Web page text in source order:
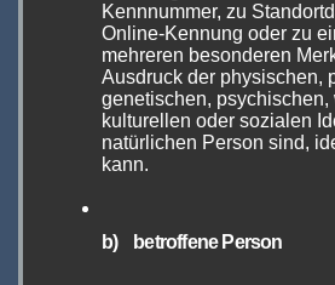
Akkuträger und Verdampfer.
Hobbyisten wurden kleine
denen dann so innovative
Steampipes, Statt-Qualm,
Dicodes, oder auch Stutt-Art
of Vape vertreten sein werden).
Kennnummer, zu
Online-Kennung oder zu
mehreren besonderen
Ausdruck der physischen,
genetischen, psychischen,
kulturellen oder sozialen
natürlichen Person sind,
kann.
b) betroffene Person